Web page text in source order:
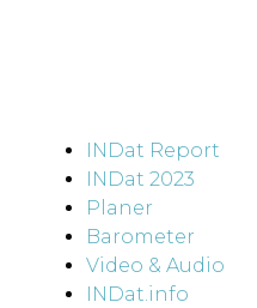
INDat Report
INDat 2023
Planer
Barometer
Video & Audio
INDat.info